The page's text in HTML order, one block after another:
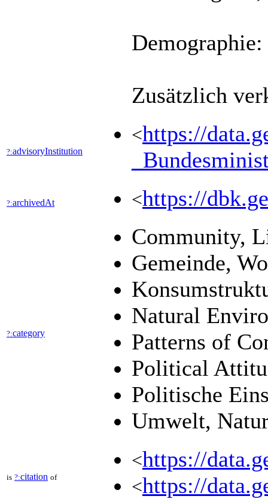
Zusätzlich
?:advisoryInstitution
<https://
?:archivedAt <https://
?:category
Community,
Gemeinde,
Natural
Patterns of
Political
Politische
Umwelt,
is ?:citation of
<https://
<https://